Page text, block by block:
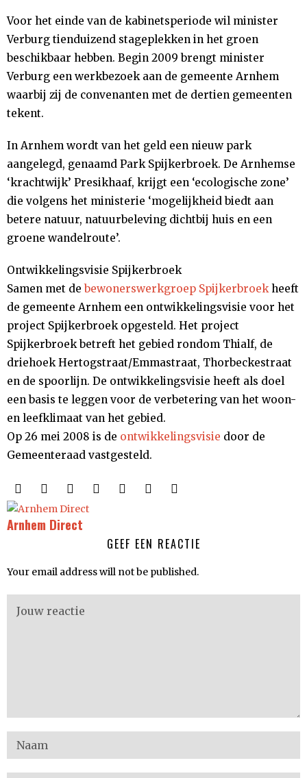
Voor het einde van de kabinetsperiode wil minister
Verburg tienduizend stageplekken in het groen
beschikbaar hebben. Begin 2009 brengt minister
Verburg een werkbezoek aan de gemeente Arnhem
waarbij zij de convenanten met de dertien gemeenten
tekent.
In Arnhem wordt van het geld een nieuw park
aangelegd, genaamd Park Spijkerbroek. De Arnhemse
‘krachtwijk’ Presikhaaf, krijgt een ‘ecologische zone’
die volgens het ministerie ‘mogelijkheid biedt aan
betere natuur, natuurbeleving dichtbij huis en een
groene wandelroute’.
Ontwikkelingsvisie Spijkerbroek
Samen met debewonerswerkgroep Spijkerbroekheeft
de gemeente Arnhem een ontwikkelingsvisie voor het
project Spijkerbroek opgesteld. Het project
Spijkerbroek betreft het gebied rondom Thialf, de
driehoek Hertogstraat/Emmastraat, Thorbeckestraat
en de spoorlijn. De ontwikkelingsvisie heeft als doel
een basis te leggen voor de verbetering van het woon-
en leefklimaat van het gebied.
Op 26 mei 2008 is de ontwikkelingsvisie door de
Gemeenteraad vastgesteld.
Arnhem Direct
GEEF EEN REACTIE
Your email address will not be published.